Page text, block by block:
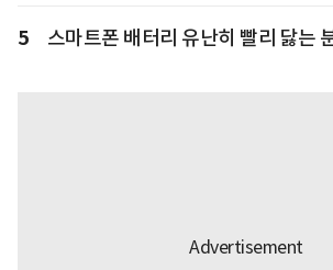
5 스마트폰 배터리 유난히 빨리 닳는